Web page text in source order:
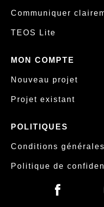
Communiquer
TEOS Lite
MON COMPTE
Nouveau projet
Projet existant
POLITIQUES
Conditions générales
Politique de